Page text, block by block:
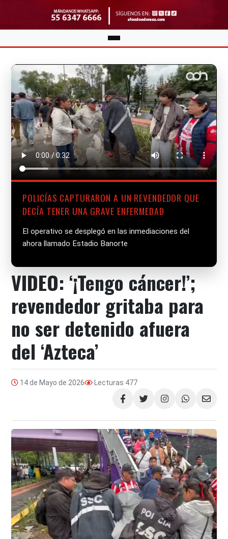
POLICÍAS CAPTURARON A UN REVENDEDOR QUE
DECÍA TENER UNA GRAVE ENFERMEDAD
El operativo se desplegó en las inmediaciones del
ahora llamado Estadio Banorte
VIDEO: ‘¡Tengo cáncer!’;
revendedor gritaba para
no ser detenido afuera
del ‘Azteca’
14 de Mayo de 2026 Lecturas 477
Compartir